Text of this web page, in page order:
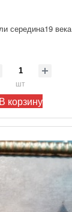
середина19 века
шт
В корзину